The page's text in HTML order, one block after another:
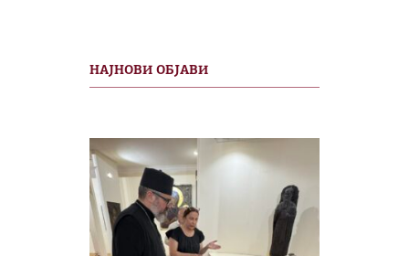
НАЈНОВИ ОБЈАВИ